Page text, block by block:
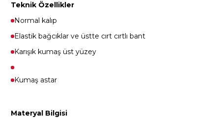
Teknik Özellikler
Normal kalıp
Elastik bağcıklar ve üstte cırt cırtlı bant
Karışık kumaş üst yüzey
Kumaş astar
Materyal Bilgisi